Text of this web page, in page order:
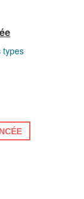
types